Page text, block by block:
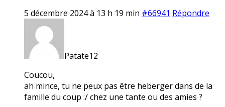
5 décembre 2024 à 13 h 19 min #66941 Répondre
Patate12
Coucou,
ah mince, tu ne peux pas être heberger dans de la
famille du coup :/ chez une tante ou des amies ?